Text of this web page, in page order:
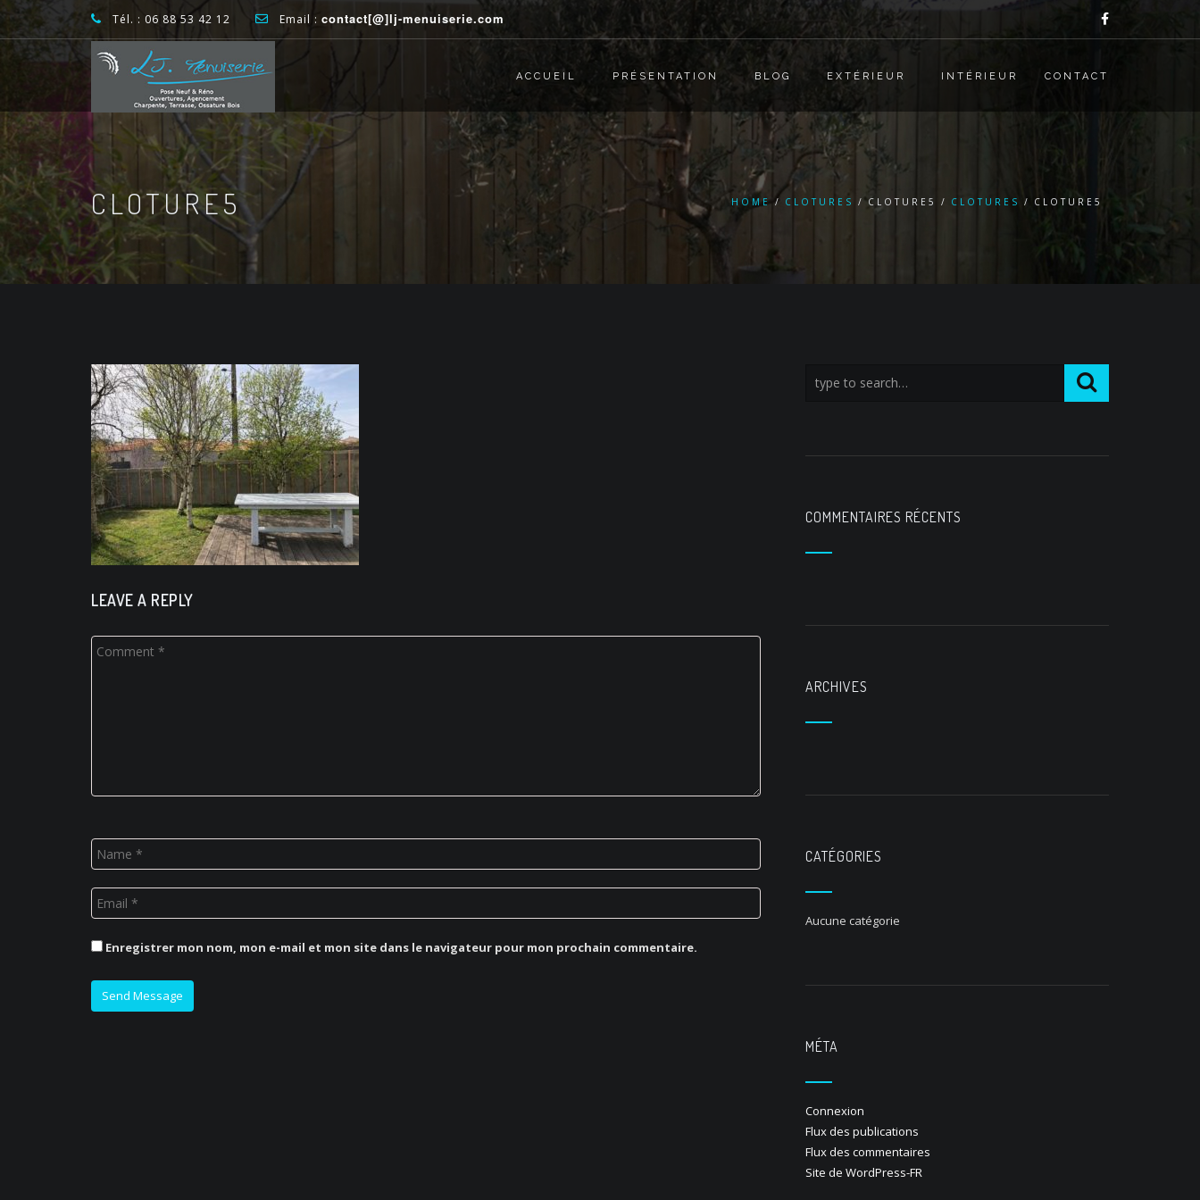
Tél. : 06 88 53 42 12 Email : contact[@]lj-menuiserie.com
ACCUEIL PRÉSENTATION BLOG EXTÉRIEUR INTÉRIEUR CONTACT
CLOTURE5 HOME CLOTURES CLOTURE5 CLOTURES CLOTURE5
LEAVE A REPLY
Enregistrer mon nom, mon e-mail et mon site dans le navigateur pour mon prochain commentaire.
COMMENTAIRES RÉCENTS
ARCHIVES
CATÉGORIES
Aucune catégorie
MÉTA
Connexion
Flux des publications
Flux des commentaires
Site de WordPress-FR